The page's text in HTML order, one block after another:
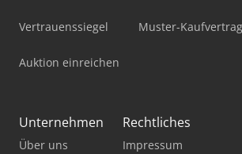
Vertrauenssiegel
Auktion einreichen
Muster-Kaufvertrag
Unternehmen
Über uns
Rechtliches
Impressum